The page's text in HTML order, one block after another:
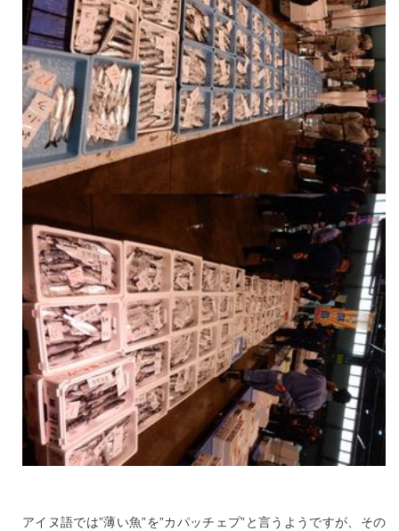
アイヌ語では”薄い魚”を”カパッチェプ”と言うようですが、その